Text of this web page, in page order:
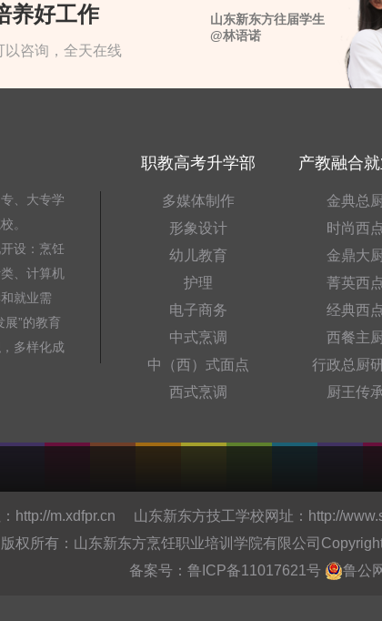
养好工作
以咨询，全天在线
山东新东方往届学生
@林语诺
、大专学
。
设：烹饪
、计算机
就业需
”的教育
多样化成
职教高考升学部
多媒体制作
形象设计
幼儿教育
护理
电子商务
中式烹调
中（西）式面点
西式烹调
产教融合
金典总
时尚西
金鼎大
菁英西
经典西
西餐主
行政总厨
厨王传承
http://m.xdfpr.cn 山东新东方技工学校网址： http://
版权所有：山东新东方烹饪职业培训学院有限公司
备案号：鲁ICP备11017621号 鲁公